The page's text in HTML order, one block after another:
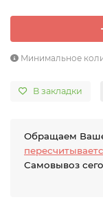
Минимальное
В закладки
Обращаем
Самовывоз